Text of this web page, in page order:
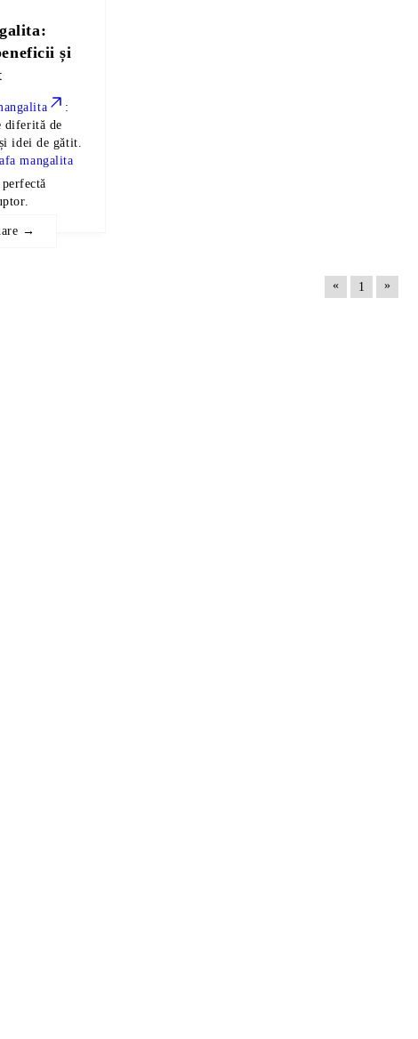
și
:
diferită de
idei de gătit.
mangalita
→
« 1 »